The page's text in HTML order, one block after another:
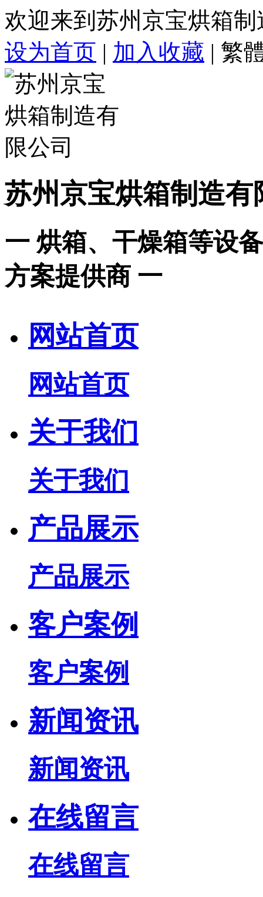
欢迎来到苏州京宝烘箱
设为首页 | 加入收藏 | 繁
苏州京宝烘箱制造有
一 烘箱、干燥箱等设
方案提供商 一
网站首页
网站首页
关于我们
关于我们
产品展示
产品展示
客户案例
客户案例
新闻资讯
新闻资讯
在线留言
在线留言